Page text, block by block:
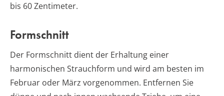
bis 60 Zentimeter.
Formschnitt
Der Formschnitt dient der Erhaltung einer
harmonischen Strauchform und wird am besten im
Februar oder März vorgenommen. Entfernen Sie